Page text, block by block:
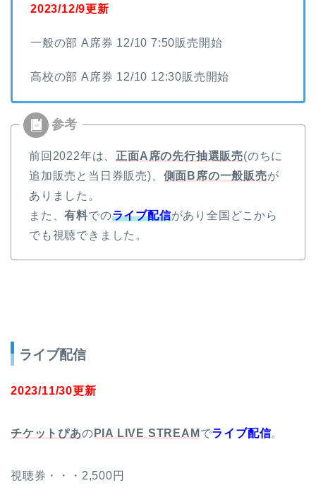
2023/12/9更新
一般の部 A席券 12/10 7:50販売開始
高校の部 A席券 12/10 12:30販売開始
前回2022年は、 正面A席の先行抽選販売(のちに
追加販売と当日券販売)、 側面B席の一般販売が
ありました。
また、有料でのライブ配信があり全国どこから
でも視聴できました。
ライブ配信
2023/11/30更新
チケットぴあの PIA LIVE STREAM でライブ配信。
視聴券・・・2,500円